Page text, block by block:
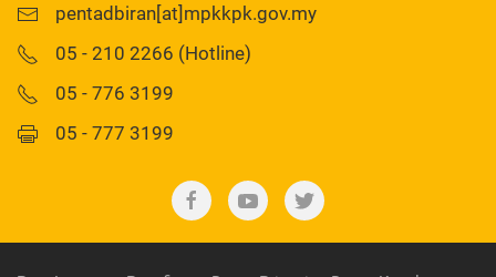
pentadbiran[at]mpkkpk.gov.my
05 - 210 2266 (Hotline)
05 - 776 3199
05 - 777 3199